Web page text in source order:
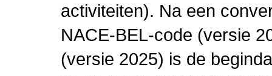
activiteiten). Na een
NACE-BEL-code (versie
(versie 2025) is de